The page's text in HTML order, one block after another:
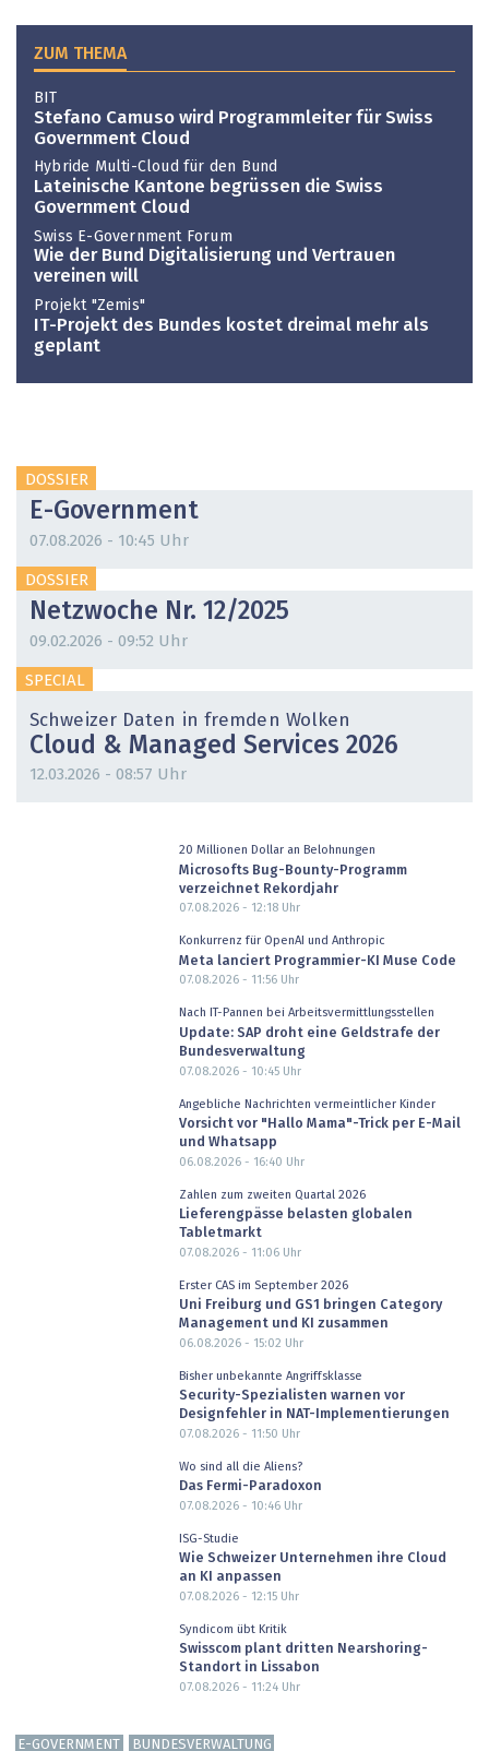
ZUM THEMA
BIT
Stefano Camuso wird Programmleiter für Swiss
Government Cloud
Hybride Multi-Cloud für den Bund
Lateinische Kantone begrüssen die Swiss
Government Cloud
Swiss E-Government Forum
Wie der Bund Digitalisierung und Vertrauen
vereinen will
Projekt "Zemis"
IT-Projekt des Bundes kostet dreimal mehr als
geplant
DOSSIER
E-Government
07.08.2026 - 10:45 Uhr
DOSSIER
Netzwoche Nr. 12/2025
09.02.2026 - 09:52 Uhr
SPECIAL
Schweizer Daten in fremden Wolken
Cloud & Managed Services 2026
12.03.2026 - 08:57 Uhr
20 Millionen Dollar an Belohnungen
Microsofts Bug-Bounty-Programm
verzeichnet Rekordjahr
07.08.2026 - 12:18Uhr
Konkurrenz für OpenAI und Anthropic
Meta lanciert Programmier-KI Muse Code
07.08.2026 - 11:56Uhr
Nach IT-Pannen bei Arbeitsvermittlungsstellen
Update: SAP droht eine Geldstrafe der
Bundesverwaltung
07.08.2026 - 10:45Uhr
Angebliche Nachrichten vermeintlicher Kinder
Vorsicht vor "Hallo Mama"-Trick per E-Mail
und Whatsapp
06.08.2026 - 16:40 Uhr
Zahlen zum zweiten Quartal 2026
Lieferengpässe belasten globalen
Tabletmarkt
07.08.2026 - 11:06Uhr
Erster CAS im September 2026
Uni Freiburg und GS1 bringen Category
Management und KI zusammen
06.08.2026 - 15:02 Uhr
Bisher unbekannte Angriffsklasse
Security-Spezialisten warnen vor
Designfehler in NAT-Implementierungen
07.08.2026 - 11:50 Uhr
Wo sind all die Aliens?
Das Fermi-Paradoxon
07.08.2026 - 10:46Uhr
ISG-Studie
Wie Schweizer Unternehmen ihre Cloud
an KI anpassen
07.08.2026 - 12:15Uhr
Syndicom übt Kritik
Swisscom plant dritten Nearshoring-
Standort in Lissabon
07.08.2026 - 11:24Uhr
E-GOVERNMENT BUNDESVERWALTUNG